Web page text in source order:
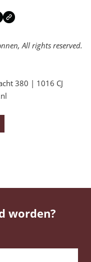
All rights reserved.
380 | 1016 CJ
worden?